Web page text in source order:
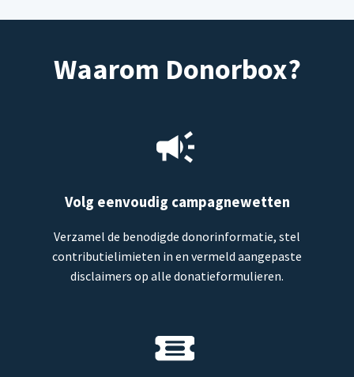
Waarom Donorbox?
Volg eenvoudig campagnewetten
Verzamel de benodigde donorinformatie, stel
contributielimieten in en vermeld aangepaste
disclaimers op alle donatieformulieren.